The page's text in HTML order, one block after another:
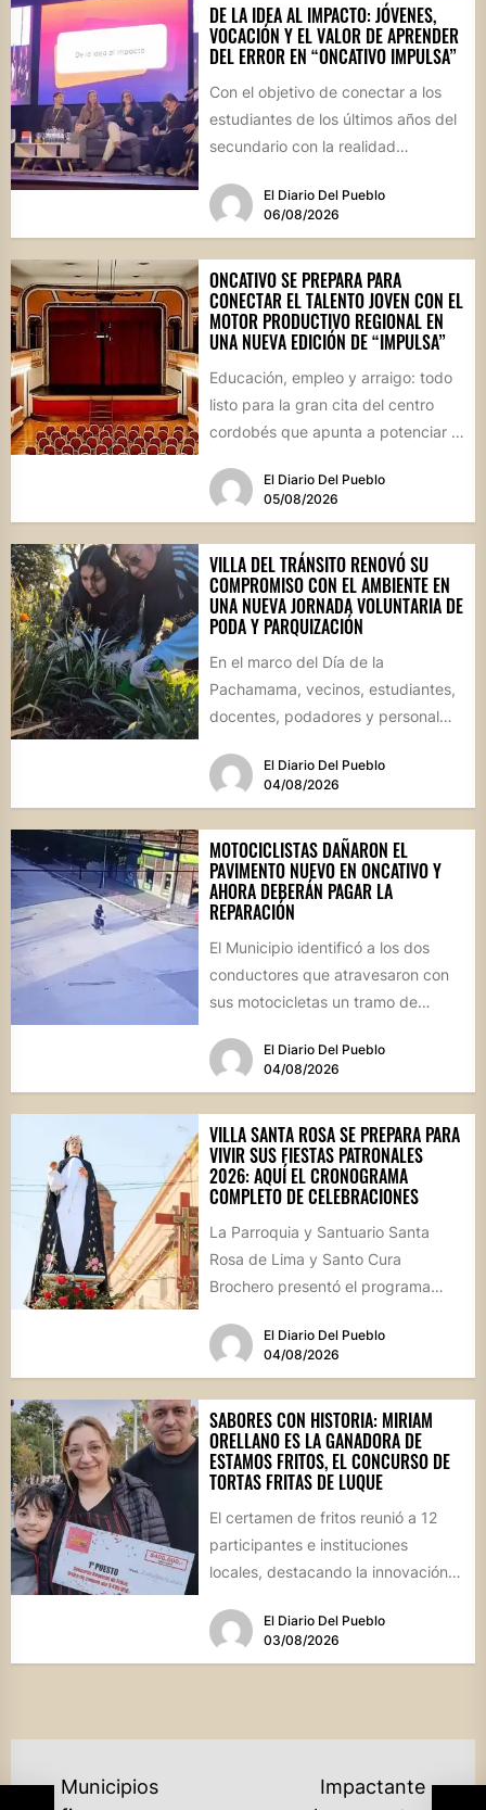
DE LA IDEA AL IMPACTO: JÓVENES,
VOCACIÓN Y EL VALOR DE APRENDER
DEL ERROR EN “ONCATIVO IMPULSA”
Con el objetivo de conectar a los
estudiantes de los últimos años del
secundario con la realidad
El Diario Del Pueblo
06/08/2026
ONCATIVO SE PREPARA PARA
CONECTAR EL TALENTO JOVEN CON EL
MOTOR PRODUCTIVO REGIONAL EN
UNA NUEVA EDICIÓN DE “IMPULSA”
Educación, empleo y arraigo: todo
listo para la gran cita del centro
cordobés que apunta a potenciar el
El Diario Del Pueblo
05/08/2026
VILLA DEL TRÁNSITO RENOVÓ SU
COMPROMISO CON EL AMBIENTE EN
UNA NUEVA JORNADA VOLUNTARIA DE
PODA Y PARQUIZACIÓN
En el marco del Día de la
Pachamama, vecinos, estudiantes,
docentes, podadores y personal
de...
El Diario Del Pueblo
04/08/2026
MOTOCICLISTAS DAÑARON EL
PAVIMENTO NUEVO EN ONCATIVO Y
AHORA DEBERÁN PAGAR LA
REPARACIÓN
El Municipio identificó a los dos
conductores que atravesaron con
sus motocicletas un tramo de
calle...
El Diario Del Pueblo
04/08/2026
VILLA SANTA ROSA SE PREPARA PARA
VIVIR SUS FIESTAS PATRONALES
2026: AQUÍ EL CRONOGRAMA
COMPLETO DE CELEBRACIONES
La Parroquia y Santuario Santa
Rosa de Lima y Santo Cura
Brochero presentó el programa
El Diario Del Pueblo
04/08/2026
SABORES CON HISTORIA: MIRIAM
ORELLANO ES LA GANADORA DE
ESTAMOS FRITOS, EL CONCURSO DE
TORTAS FRITAS DE LUQUE
El certamen de fritos reunió a 12
participantes e instituciones
locales, destacando la innovación
El Diario Del Pueblo
03/08/2026
NAVEGACIÓN
Municipios
Impactante